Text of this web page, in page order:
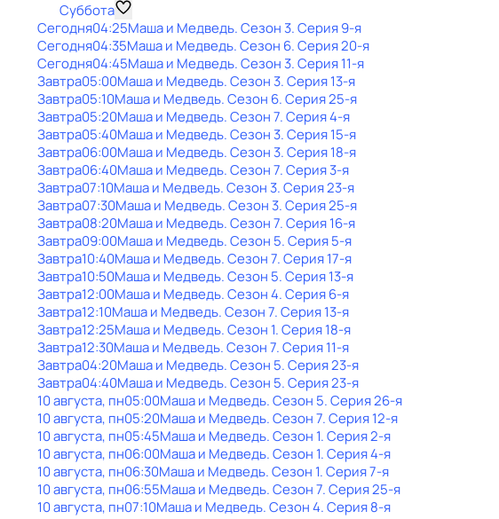
Суббота
Сегодня04:25Маша и Медведь. Сезон 3. Серия 9-я
Сегодня04:35Маша и Медведь. Сезон 6. Серия 20-я
Сегодня04:45Маша и Медведь. Сезон 3. Серия 11-я
Завтра05:00Маша и Медведь. Сезон 3. Серия 13-я
Завтра05:10Маша и Медведь. Сезон 6. Серия 25-я
Завтра05:20Маша и Медведь. Сезон 7. Серия 4-я
Завтра05:40Маша и Медведь. Сезон 3. Серия 15-я
Завтра06:00Маша и Медведь. Сезон 3. Серия 18-я
Завтра06:40Маша и Медведь. Сезон 7. Серия 3-я
Завтра07:10Маша и Медведь. Сезон 3. Серия 23-я
Завтра07:30Маша и Медведь. Сезон 3. Серия 25-я
Завтра08:20Маша и Медведь. Сезон 7. Серия 16-я
Завтра09:00Маша и Медведь. Сезон 5. Серия 5-я
Завтра10:40Маша и Медведь. Сезон 7. Серия 17-я
Завтра10:50Маша и Медведь. Сезон 5. Серия 13-я
Завтра12:00Маша и Медведь. Сезон 4. Серия 6-я
Завтра12:10Маша и Медведь. Сезон 7. Серия 13-я
Завтра12:25Маша и Медведь. Сезон 1. Серия 18-я
Завтра12:30Маша и Медведь. Сезон 7. Серия 11-я
Завтра04:20Маша и Медведь. Сезон 5. Серия 23-я
Завтра04:40Маша и Медведь. Сезон 5. Серия 23-я
10 августа, пн05:00Маша и Медведь. Сезон 5. Серия 26-я
10 августа, пн05:20Маша и Медведь. Сезон 7. Серия 12-я
10 августа, пн05:45Маша и Медведь. Сезон 1. Серия 2-я
10 августа, пн06:00Маша и Медведь. Сезон 1. Серия 4-я
10 августа, пн06:30Маша и Медведь. Сезон 1. Серия 7-я
10 августа, пн06:55Маша и Медведь. Сезон 7. Серия 25-я
10 августа, пн07:10Маша и Медведь. Сезон 4. Серия 8-я